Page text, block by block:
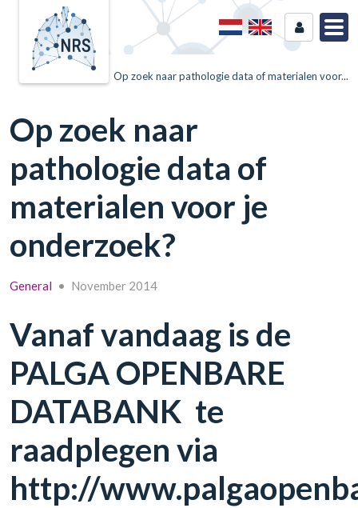
Op zoek naar pathologie data of materialen voor...
Op zoek naar
pathologie data of
materialen voor je
onderzoek?
General • November 2014
Vanaf vandaag is de
PALGA OPENBARE
DATABANK te
raadplegen via
http://